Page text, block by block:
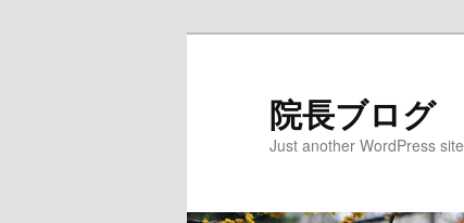
院長ブログ
Just another WordPress site